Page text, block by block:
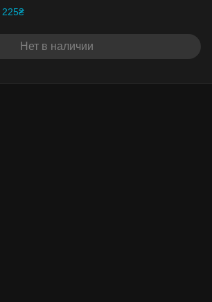
225₴
Нет в наличии